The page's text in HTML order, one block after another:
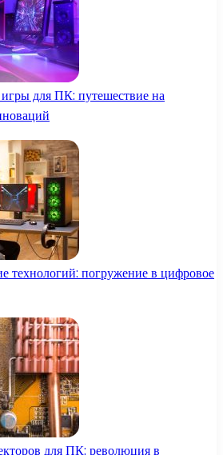
для ПК: путешествие на
технологий: погружение в цифровое
для ПК: революция в